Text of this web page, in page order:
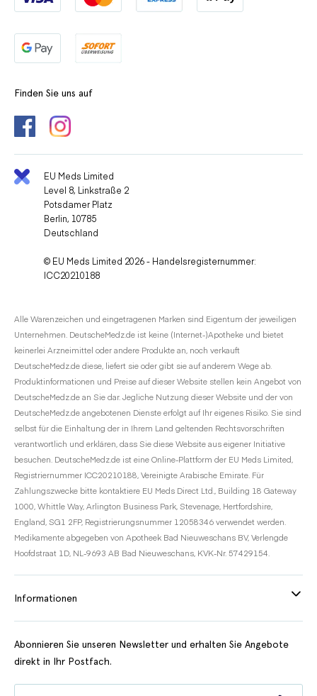
Finden Sie uns auf
EU Meds Limited
Level 8, Linkstraße 2
Potsdamer Platz
Berlin, 10785
Deutschland
© EU Meds Limited 2026 - Handelsregisternummer:
ICC20210188
Alle Warenzeichen und eingetragenen Marken sind Eigentum der jeweiligen
Unternehmen. DeutscheMedz.de ist keine (Internet-)Apotheke und bietet
keinerlei Arzneimittel oder andere Produkte an, noch verkauft
DeutscheMedz.de diese, liefert sie oder gibt sie auf anderem Wege ab.
Produktinformationen und Preise auf dieser Website stellen kein Angebot von
DeutscheMedz.de an Sie dar. Jegliche Nutzung dieser Website und der von
DeutscheMedz.de angebotenen Dienste erfolgt auf Ihr eigenes Risiko. Sie sind
selbst für die Einhaltung der in Ihrem Land geltenden Rechtsvorschriften
verantwortlich und erklären, dass Sie diese Website aus eigener Initiative
besuchen. DeutscheMedz.de ist eine Online-Plattform der EU Meds Limited,
Registriernummer ICC20210188, Vereinigte Arabische Emirate. Für
Zahlungszwecke bitte kontaktiere EU Meds Direct Ltd., Building 18 Gateway
1000, Whittle Way, Arlington Business Park, Stevenage, Hertfordshire,
England, SG1 2FP, Registrierungsnummer 12058346 verwendet werden.
Medikamente abgegeben von Apotheek Bad Nieuweschans BV, Verlengde
Hoofdstraat 1D, NL-9693 AB Bad Nieuweschans, KVK-Nr. 57429154.
Informationen
Abonnieren Sie unseren Newsletter und erhalten Sie Angebote
direkt in Ihr Postfach.